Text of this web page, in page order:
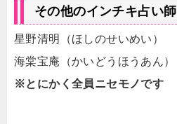
その他のインチキ占い師
星野清明（ほしのせいめい）
海棠宝庵（かいどうほうあん）
※とにかく全員ニセモノです